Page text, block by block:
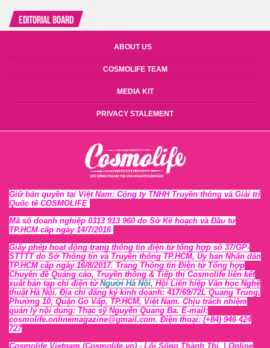
Editorial Board
ABOUT US
COSMOLIFE TEAM
MEDIA KIT
PRIVACY STALEMENT
Giữ bản quyền tại Việt Nam: Công ty TNHH Truyền thông và Giải trí
Quốc tế COSMOLIFE
Mã số doanh nghiệp 0313 913 960 do Sở Kế hoạch và Đầu tư
TP.HCM cấp ngày 14/7/2016
Giấy phép hoạt động trang thông tin điện tử tổng hợp số 37/GP-
STTTT do Sở Thông tin và Truyền thông TP.HCM, Ủy ban Nhân dân
TP.HCM cấp ngày 16/8/2017. Trang Thông tin Điện tử Tổng hợp
Chuyên đề Quảng cáo, Truyền thông & Tiếp thị Cosmolife liên kết
xuất bản tạp chí điện tử Người Hà Nội, Hội Liên hiệp Văn học Nghệ
thuật Hà Nội. Địa chỉ đăng ký kinh doanh: 417/69/72L Quang Trung,
Phường 10, Quận Gò Vấp, TP.HCM, Việt Nam. Chịu trách nhiệm
quản lý nội dung: Thạc sỹ Nguyễn Quang Ba. E-mail:
cosmolife.onlinemagazine@gmail.com. Điện thoại: (+84) 946 424
727
Cosmolife Vietnam (Cosmolife.vn) - Lối Sống Thành Thị | Online